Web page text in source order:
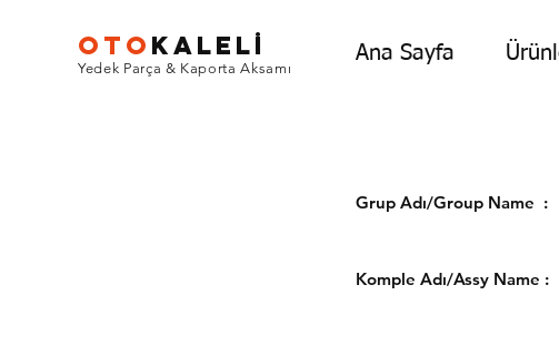
Ana Sayfa
OTO KALELİ
Yedek Parça & Kaporta Aksamı
Grup Adı/Group
Komple Adı/Assy Name :